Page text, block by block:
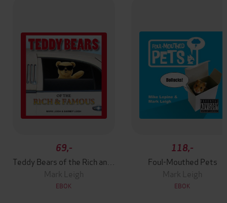
69,-
Mark Leigh
EBOK
118,-
Foul-Mouthed Pets
Mark Leigh
EBOK